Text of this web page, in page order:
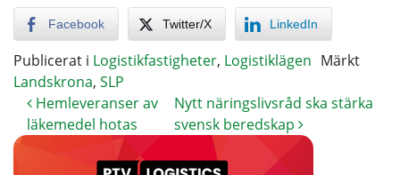
Facebook Twitter/X LinkedIn
Publicerat i Logistikfastigheter, Logistiklägen Märkt
Landskrona, SLP
Hemleveranser av
läkemedel hotas
Nytt näringslivsråd ska stärka
svensk beredskap